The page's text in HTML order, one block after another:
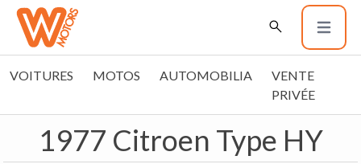
VOITURES MOTOS AUTOMOBILIA
VENTE
PRIVÉE
1977 Citroen Type HY